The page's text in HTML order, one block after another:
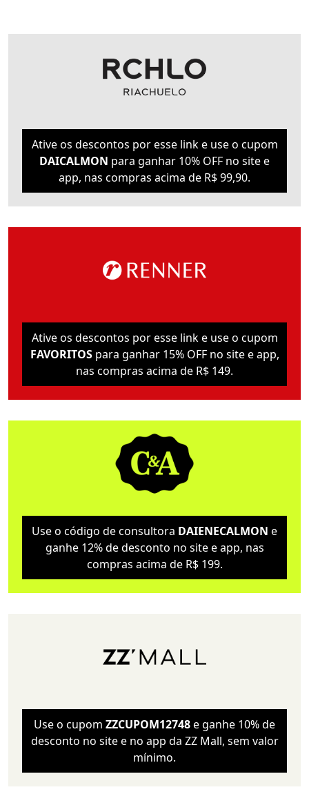
Ative os descontos por esse link e use o cupom
DAICALMON para ganhar 10% OFF no site e
app, nas compras acima de R$ 99,90.
Ative os descontos por esse link e use o cupom
FAVORITOSpara ganhar 15% OFF no site e app,
nas compras acima de R$ 149.
Use o código de consultora DAIENECALMON e
ganhe 12% de desconto no site e app, nas
compras acima de R$ 199.
Use o cupom ZZCUPOM12748e ganhe 10% de
desconto no site e no app da ZZ Mall, sem valor
mínimo.